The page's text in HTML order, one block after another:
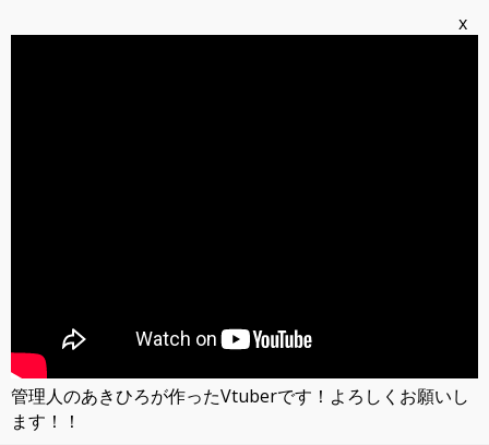
x
管理人のあきひろが作ったVtuberです！よろしくお願いし
ます！！